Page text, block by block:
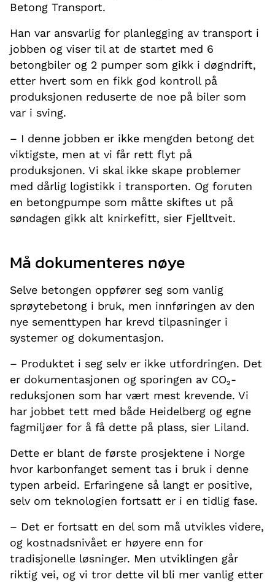
Betong Transport.
Han var ansvarlig for planlegging av transport i
jobben og viser til at de startet med 6
betongbiler og 2 pumper som gikk i døgndrift,
etter hvert som en fikk god kontroll på
produksjonen reduserte de noe på biler som
var i sving.
– I denne jobben er ikke mengden betong det
viktigste, men at vi får rett flyt på
produksjonen. Vi skal ikke skape problemer
med dårlig logistikk i transporten. Og foruten
en betongpumpe som måtte skiftes ut på
søndagen gikk alt knirkefitt, sier Fjelltveit.
Må dokumenteres nøye
Selve betongen oppfører seg som vanlig
sprøytebetong i bruk, men innføringen av den
nye sementtypen har krevd tilpasninger i
systemer og dokumentasjon.
– Produktet i seg selv er ikke utfordringen. Det
er dokumentasjonen og sporingen av CO₂-
reduksjonen som har vært mest krevende. Vi
har jobbet tett med både Heidelberg og egne
fagmiljøer for å få dette på plass, sier Liland.
Dette er blant de første prosjektene i Norge
hvor karbonfanget sement tas i bruk i denne
typen arbeid. Erfaringene så langt er positive,
selv om teknologien fortsatt er i en tidlig fase.
– Det er fortsatt en del som må utvikles videre,
og kostnadsnivået er høyere enn for
tradisjonelle løsninger. Men utviklingen går
riktig vei, og vi tror dette vil bli mer vanlig etter